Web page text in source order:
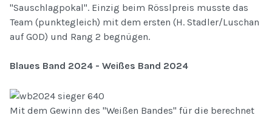
"Sauschlagpokal". Einzig beim Rösslpreis musste das
Team (punktegleich) mit dem ersten (H. Stadler/Luschan
auf GOD) und Rang 2 begnügen.
Blaues Band 2024 - Weißes Band 2024
Mit dem Gewinn des "Weißen Bandes" für die berechnet